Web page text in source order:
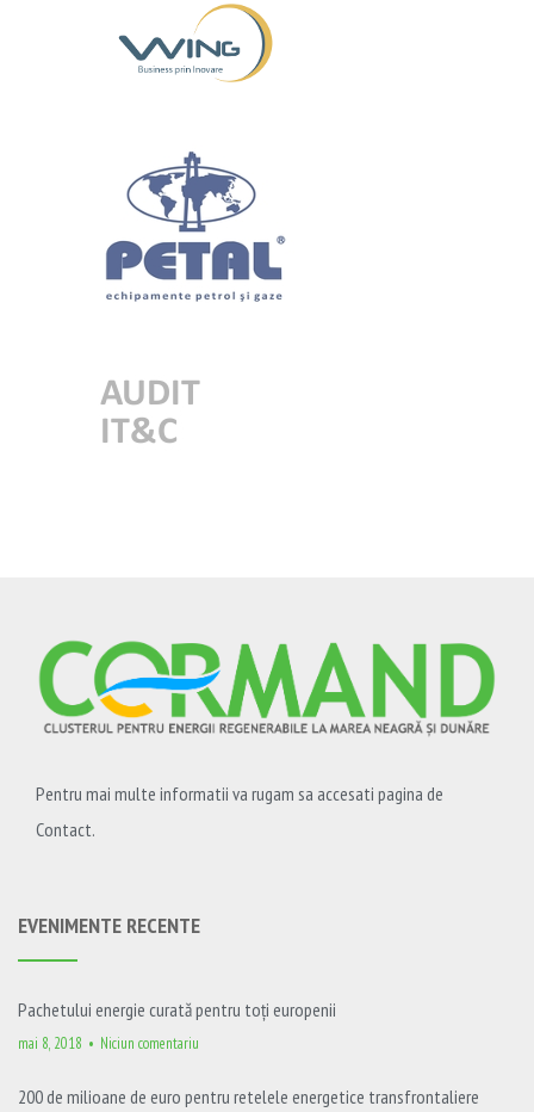
Pentru mai multe informatii va rugam sa accesati pagina de
Contact.
EVENIMENTE RECENTE
Pachetului energie curată pentru toți europenii
mai 8, 2018 Niciun comentariu
200 de milioane de euro pentru retelele energetice transfrontaliere